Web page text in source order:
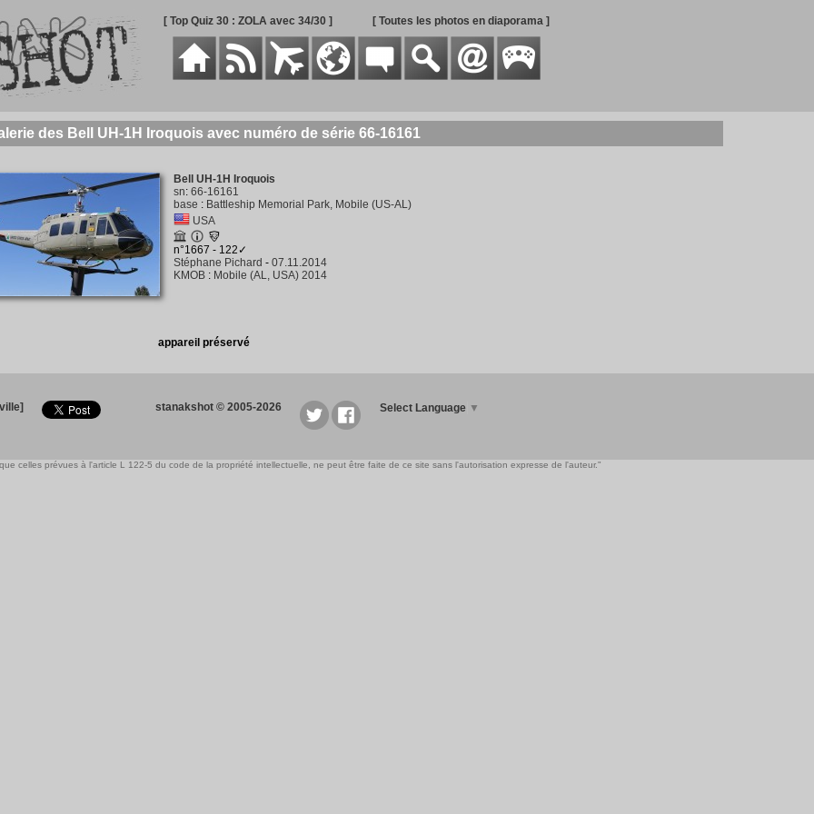
[ Top Quiz 30 : ZOLA avec 34/30 ] [ Toutes les photos en diaporama ]
des Bell UH-1H Iroquois avec numéro de série 66-16161
Bell UH-1H Iroquois
sn: 66-16161
base : Battleship Memorial Park, Mobile (US-AL)
USA
n°1667 - 122✓
Stéphane Pichard - 07.11.2014
KMOB: Mobile (AL, USA) 2014
appareil préservé
stanakshot © 2005-2026 Select Language ▼
celles prévues à l'article L 122-5 du code de la propriété intellectuelle, ne peut être faite de ce site sans l'autorisation expresse de l'auteur."